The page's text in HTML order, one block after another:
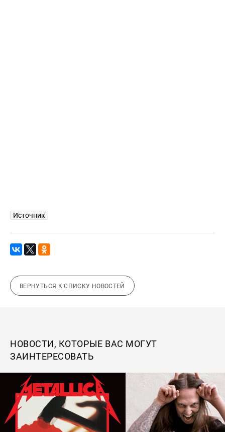
Источник
ВЕРНУТЬСЯ К СПИСКУ НОВОСТЕЙ
НОВОСТИ, КОТОРЫЕ ВАС МОГУТ
ЗАИНТЕРЕСОВАТЬ